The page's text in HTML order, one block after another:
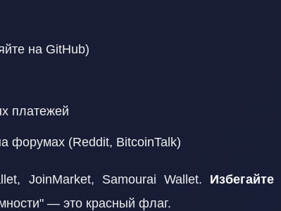
на GitHub)
платежей
форумах (Reddit, BitcoinTalk)
JoinMarket, Samourai Wallet. Избегайте
— это красный флаг.